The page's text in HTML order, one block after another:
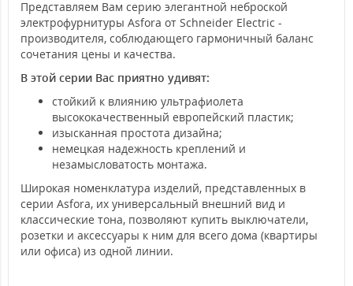
Представляем Вам серию элегантной неброской
электрофурнитуры Asfora от Schneider Electric -
производителя, соблюдающего гармоничный баланс
сочетания цены и качества.
В этой серии Вас приятно удивят:
стойкий к влиянию ультрафиолета
высококачественный европейский пластик;
изысканная простота дизайна;
немецкая надежность креплений и
незамысловатость монтажа.
Широкая номенклатура изделий, представленных в
серии Asfora, их универсальный внешний вид и
классические тона, позволяют купить выключатели,
розетки и аксессуары к ним для всего дома (квартиры
или офиса) из одной линии.